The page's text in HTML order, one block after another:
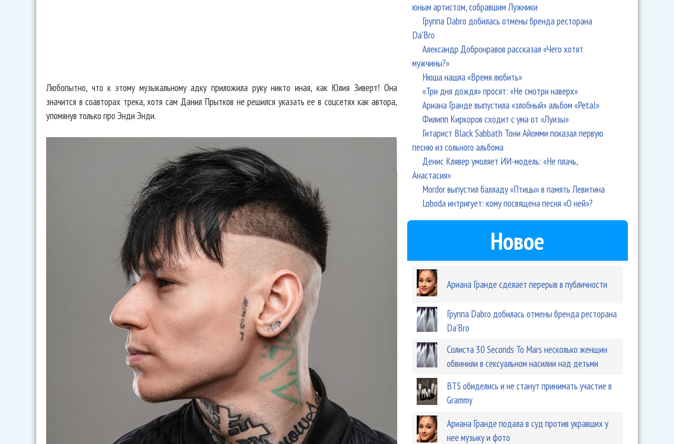
Любопытно, что к этому музыкальному адку приложила руку никто иная, как Юлия Зиверт! Она
значится в соавторах трека, хотя сам Данил Прытков не решился указать ее в соцсетях как автора,
упомянув только про Энди Энди.
юным артистом, собравшим Лужники
Группа Dabro добилась отмены бренда ресторана
Da'Bro
Александр Добронравов рассказал «Чего хотят
мужчины?»
Нюша нашла «Время любить»
«Три дня дождя» просят: «Не смотри наверх»
Ариана Гранде выпустила «злобный» альбом «Petal»
Филипп Киркоров сходит с ума от «Луизы»
Гитарист Black Sabbath Тони Айомми показал первую
песню из сольного альбома
Денис Клявер умоляет ИИ-модель: «Не плачь,
Анастасия»
Mordor выпустил балладу «Птицы» в память Левитина
Loboda интригует: кому посвящена песня «О ней»?
Новое
Ариана Гранде сделает перерыв в публичности
Группа Dabro добилась отмены бренда ресторана
Da'Bro
Солиста 30 Seconds To Mars несколько женщин
обвинили в сексуальном насилии над детьми
BTS обиделись и не станут принимать участие в
Grammy
Ариана Гранде подала в суд против укравших у
нее музыку и фото